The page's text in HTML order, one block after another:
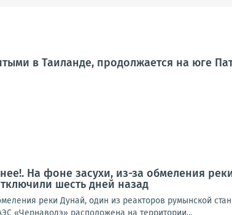
в Таиланде, продолжается на юге
На фоне засухи, из-за обмеления
шесть дней назад
реки Дунай, один из реакторов румынской
«Чернаводэ» расположена на территории...